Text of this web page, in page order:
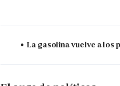
La gasolina vuelve a los